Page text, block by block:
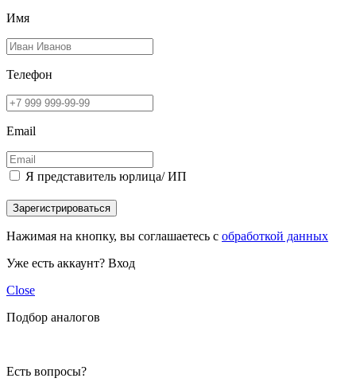
Имя
Телефон
Email
Я представитель юрлица/ ИП
Зарегистрироваться
Нажимая на кнопку, вы соглашаетесь с обработкой данных
Уже есть аккаунт? Вход
Close
Подбор аналогов
Есть вопросы?